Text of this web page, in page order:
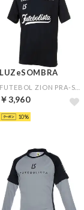
LUZeSOMBRA
￥3,960
10